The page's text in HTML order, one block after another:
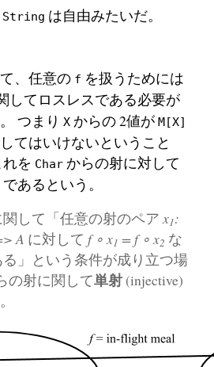
String は自由みたいだ。
、任意の f を扱うためには
してロスレスである必要が
つまり Xからの 2値が M[X]
てはいけないということ
を Charからの射に対して
あるという。
して「任意の射のペアx1:
A に対してf ∘ x1 = f ∘ x2 な
る」という条件が成り立つ場
の射に関して単射 (injective)